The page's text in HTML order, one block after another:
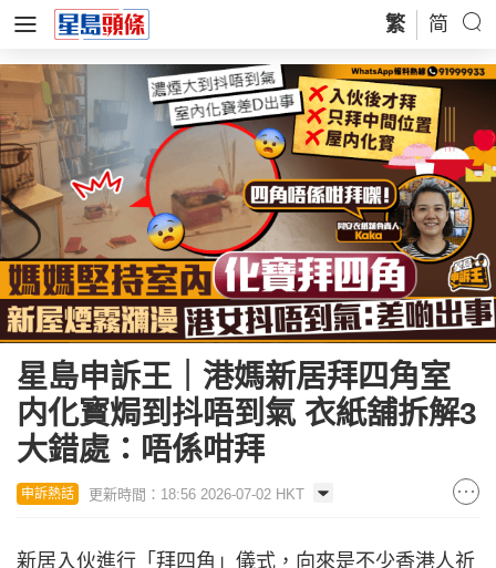
繁 简
星島申訴王｜港媽新居拜四角室
内化寳焗到抖唔到氣 衣紙舖拆解3
大錯處：唔係咁拜
申訴熱話 更新時間：18:56 2026-07-02 HKT
新居入伙進行「拜四角」儀式，向來是不少香港人祈